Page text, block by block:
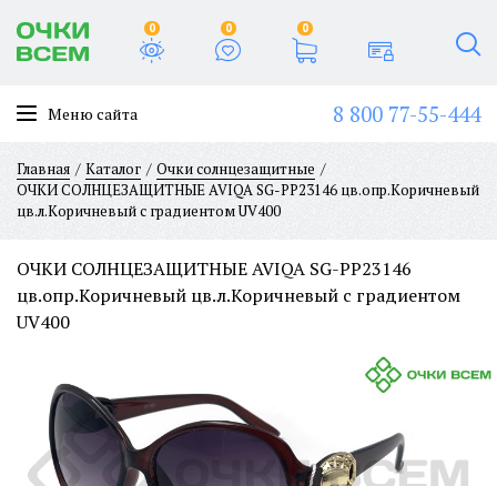
0 0 0
Меню сайта 8 800 77-55-444
Главная Каталог
Очки солнцезащитные
ОЧКИ СОЛНЦЕЗАЩИТНЫЕ AVIQA SG-PP23146 цв.опр.Коричневый
цв.л.Коричневый с градиентом UV400
ОЧКИ СОЛНЦЕЗАЩИТНЫЕ AVIQA SG-PP23146
цв.опр.Коричневый цв.л.Коричневый с градиентом
UV400